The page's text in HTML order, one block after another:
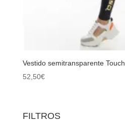
Vestido semitransparente Touch
52,50€
FILTROS